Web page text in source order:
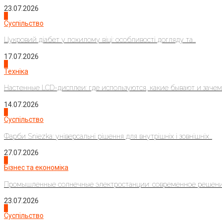
23.07.2026
Суспільство
Цукровий діабет у похилому віці: особливості догляду та...
17.07.2026
Техніка
Настенные LCD-дисплеи: где используются, какие бывают и
14.07.2026
Суспільство
Фарби Sniezka: універсальні рішення для внутрішніх і зовнішніх...
27.07.2026
Бізнес та економіка
Промышленные солнечные электростанции: современное
23.07.2026
Суспільство